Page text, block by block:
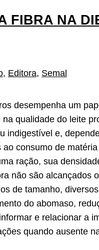
FIBRA NA
, Editora, Semal
desempenha um
qualidade do leite
indigestível e,
consumo de
ração, sua
não são alcançados
de tamanho,
do abomaso,
e relacionar a
quando ausente